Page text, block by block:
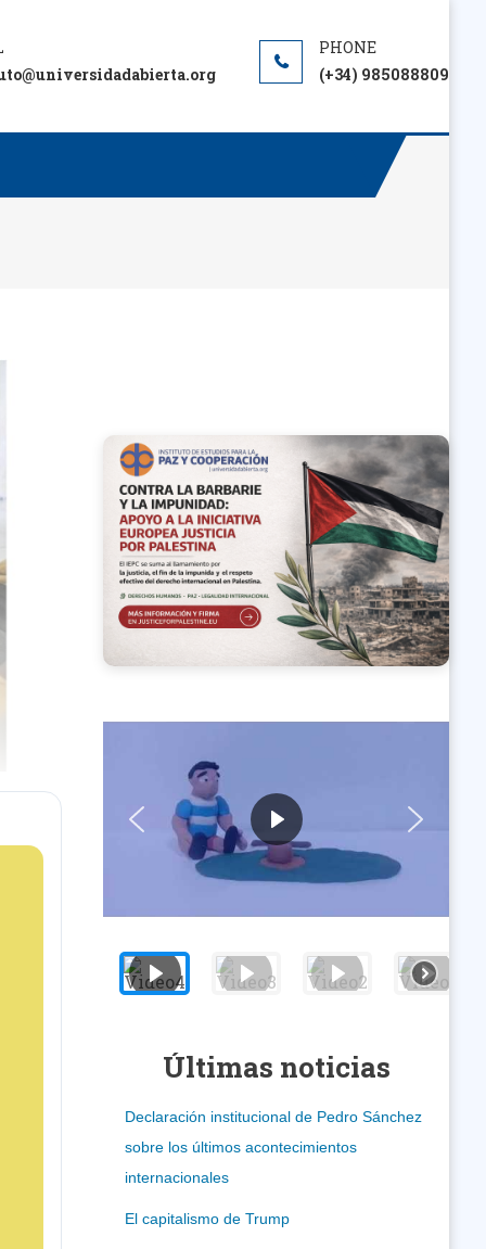
(+34) 985088809
Últimas noticias
Declaración institucional de Pedro Sánchez
sobre los últimos acontecimientos
internacionales
El capitalismo de Trump